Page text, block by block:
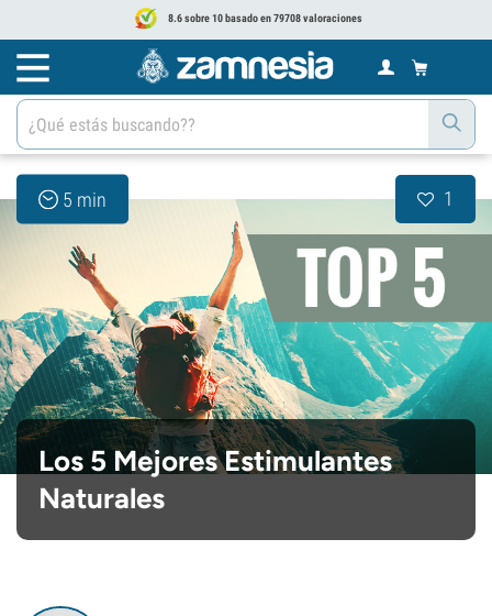
8.6 sobre 10 basado en 79708 valoraciones
5 min 1
Los 5 Mejores Estimulantes
Naturales